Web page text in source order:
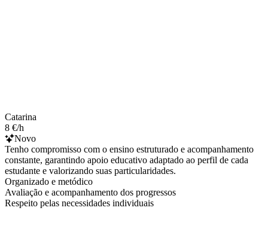
Catarina
8 €/h
Novo
Tenho compromisso com o ensino estruturado e acompanhamento
constante, garantindo apoio educativo adaptado ao perfil de cada
estudante e valorizando suas particularidades.
Organizado e metódico
Avaliação e acompanhamento dos progressos
Respeito pelas necessidades individuais